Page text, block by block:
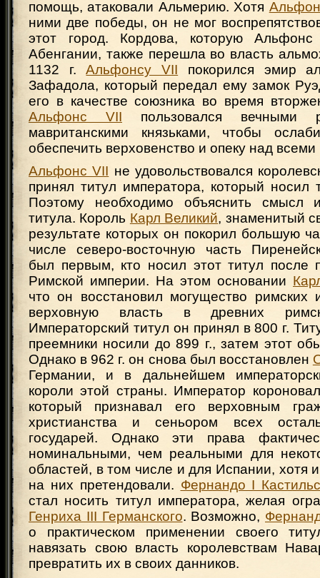
помощь, атаковали Альмерию. Хотя
ними две победы, он не мог
этот город. Кордова, которую
Абенгании, также перешла во власть
1132 г.Альфонсу VII покорился эмир
Зафадола, который передал ему замок
его в качестве союзника во время
Альфонс VII пользовался вечными
мавританскими князьками, чтобы
обеспечить верховенство и опеку над
Альфонс VII не удовольствовался
принял титул императора, который носил
Поэтому необходимо объяснить смысл
титула. Король Карл Великий, знаменитый
результате которых он покорил большую
числе северо-восточную часть
был первым, кто носил этот титул после
Римской империи. На этом основании
что он восстановил могущество римских
верховную власть в древних
Императорский титул он принял в 800 г.
преемники носили до 899 г., затем этот
Однако в 962 г. он снова был восстановлен
Германии, и в дальнейшем
короли этой страны. Император
который признавал его верховным
христианства и сеньором всех
государей. Однако эти права
номинальными, чем реальными для
областей, в том числе и для Испании, хотя
на них претендовали. Фернандо I
стал носить титул императора, желая
Генриха III Германского. Возможно,
о практическом применении своего
навязать свою власть королевствам
превратить их в своих данников.